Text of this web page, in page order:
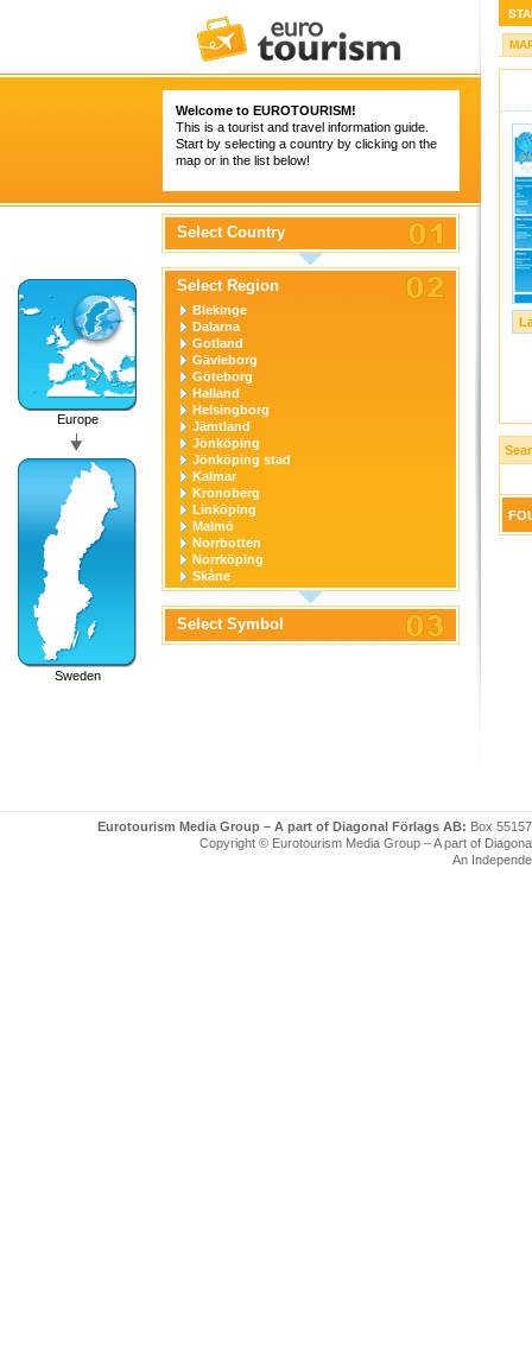
Welcome to EUROTOURISM!
This is a tourist and travel information guide.
Start by selecting a country by clicking on the
map or in the list below!
Europe
Sweden
Select Country
Select Region
Blekinge
Dalarna
Gotland
Gävleborg
Göteborg
Halland
Helsingborg
Jämtland
Jönköping
Jönköping stad
Kalmar
Kronoberg
Linköping
Malmö
Norrbotten
Norrköping
Skåne
Stockholm
Stockholm stad
Södermanland
Uppsala
Select Symbol
Eurotourism Media Group – A part of Diagonal Förlags AB: Box
Copyright © Eurotourism Media Group – A part of
An